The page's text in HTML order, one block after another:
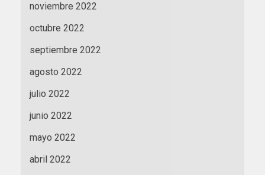
noviembre 2022
octubre 2022
septiembre 2022
agosto 2022
julio 2022
junio 2022
mayo 2022
abril 2022